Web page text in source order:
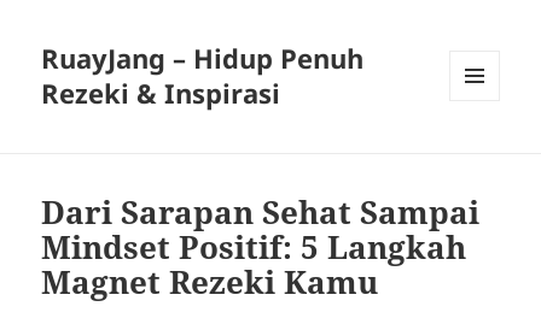
RuayJang – Hidup Penuh
Rezeki & Inspirasi
Dari Sarapan Sehat Sampai
Mindset Positif: 5 Langkah
Magnet Rezeki Kamu